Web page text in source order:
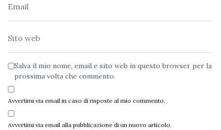
Salva il mio nome, email e sito web in questo browser per la
prossima volta che commento.
Avvertimi via email in caso di risposte al mio commento.
Avvertimi via email alla pubblicazione di un nuovo articolo.